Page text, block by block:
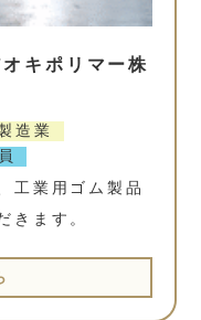
キポリマー株
造業
工業用ゴム製品
きます。